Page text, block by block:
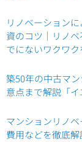
リノベーション
資のコツ｜リノ
でにないワクワク
築50年の中古マ
意点まで解説「イ
マンションリノ
費用などを徹底解